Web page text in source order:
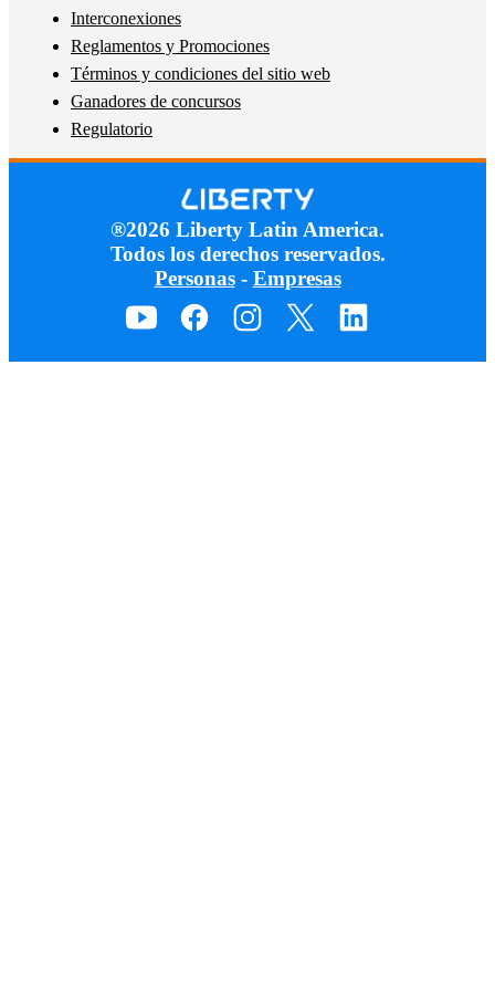
Interconexiones
Reglamentos y Promociones
Términos y condiciones del sitio web
Ganadores de concursos
Regulatorio
®2026 Liberty Latin America.
Todos los derechos reservados.
Personas- Empresas